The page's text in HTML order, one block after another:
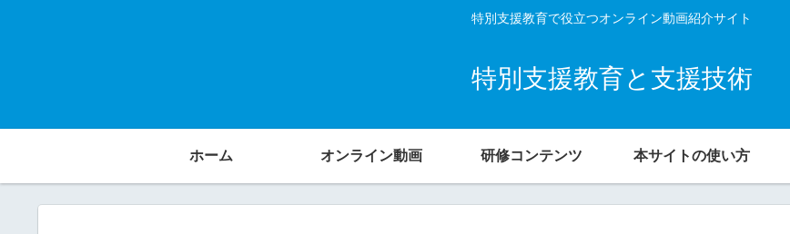
特別支援教育で役立つオンライン動画紹介サイト
特別支援教育と支援技術
ホーム オンライン動画 研修コンテンツ 本サイトの使い方